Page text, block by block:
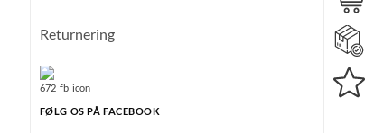
Returnering
FØLG OS PÅ FACEBOOK